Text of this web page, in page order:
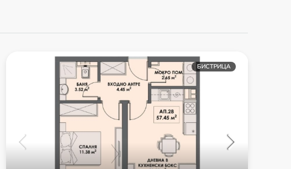
БИСТРИЦА